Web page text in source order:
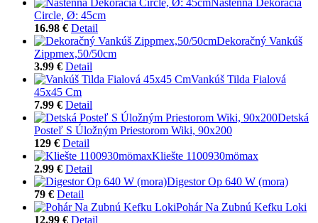
Circle, Ø: 45cm
16.98 € Detail
Dekoračný Vankúš
Zippmex,50/50cm
3.99 € Detail
Vankúš Tilda Fialová
45x45 Cm
7.99 € Detail
Detská
Posteľ S Úložným Priestorom Wiki, 90x200
129 € Detail
Kliešte 1100930mömax
2.99 € Detail
Digestor Op 640 W (mora)
79 € Detail
Pohár Na Zubnú Kefku Loki
12.99 € Detail